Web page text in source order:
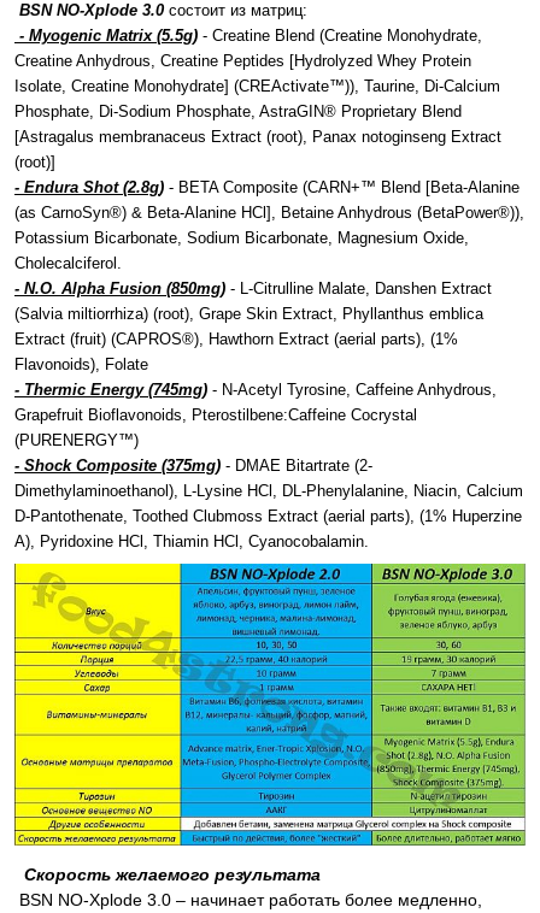
BSN NO-Xplode 3.0 состоит из матриц:
- Myogenic Matrix (5.5g) - Creatine Blend (Creatine Monohydrate,
Creatine Anhydrous, Creatine Peptides [Hydrolyzed Whey Protein
Isolate, Creatine Monohydrate] (CREActivate™)), Taurine, Di-Calcium
Phosphate, Di-Sodium Phosphate, AstraGIN® Proprietary Blend
[Astragalus membranaceus Extract (root), Panax notoginseng Extract
(root)]
- Endura Shot (2.8g) - BETA Composite (CARN+™ Blend [Beta-Alanine
(as CarnoSyn®) & Beta-Alanine HCl], Betaine Anhydrous (BetaPower®)),
Potassium Bicarbonate, Sodium Bicarbonate, Magnesium Oxide,
Cholecalciferol.
- N.O. Alpha Fusion (850mg) - L-Citrulline Malate, Danshen Extract
(Salvia miltiorrhiza) (root), Grape Skin Extract, Phyllanthus emblica
Extract (fruit) (CAPROS®), Hawthorn Extract (aerial parts), (1%
Flavonoids), Folate
- Thermic Energy (745mg) - N-Acetyl Tyrosine, Caffeine Anhydrous,
Grapefruit Bioflavonoids, Pterostilbene:Caffeine Cocrystal
(PURENERGY™)
- Shock Composite (375mg) - DMAE Bitartrate (2-
Dimethylaminoethanol), L-Lysine HCl, DL-Phenylalanine, Niacin, Calcium
D-Pantothenate, Toothed Clubmoss Extract (aerial parts), (1% Huperzine
A), Pyridoxine HCl, Thiamin HCl, Cyanocobalamin.
Скорость желаемого результата
BSN NO-Xplode 3.0 – начинает работать более медленно,